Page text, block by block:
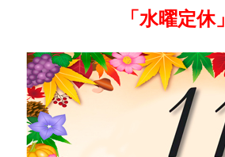
「水曜定休」